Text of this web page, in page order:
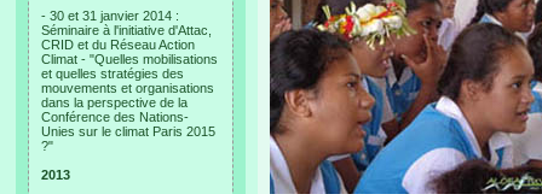
- 30 et 31 janvier 2014 :
Séminaire à l'initiative d'Attac,
CRID et du Réseau Action
Climat - "Quelles mobilisations
et quelles stratégies des
mouvements et organisations
dans la perspective de la
Conférence des Nations-
Unies sur le climat Paris 2015
?"
2013